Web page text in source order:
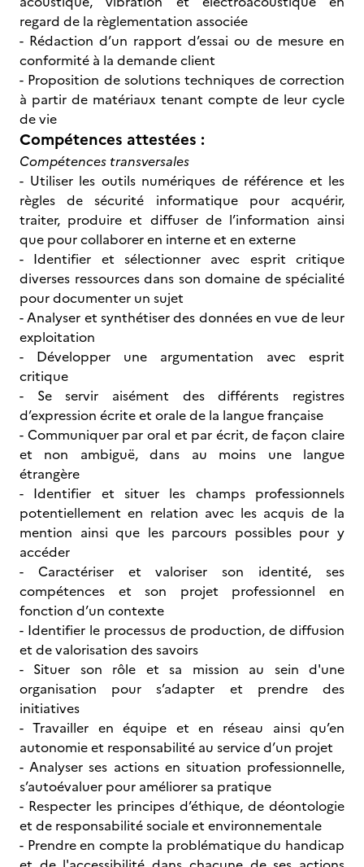
regard de la règlementation associée
- Rédaction d’un rapport d’essai ou de mesure en
conformité à la demande client
- Proposition de solutions techniques de correction
à partir de matériaux tenant compte de leur cycle
de vie
Compétences attestées :
Compétences transversales
- Utiliser les outils numériques de référence et les
règles de sécurité informatique pour acquérir,
traiter, produire et diffuser de l’information ainsi
que pour collaborer en interne et en externe
- Identifier et sélectionner avec esprit critique
diverses ressources dans son domaine de spécialité
pour documenter un sujet
- Analyser et synthétiser des données en vue de leur
exploitation
- Développer une argumentation avec esprit
critique
- Se servir aisément des différents registres
d’expression écrite et orale de la langue française
- Communiquer par oral et par écrit, de façon claire
et non ambiguë, dans au moins une langue
étrangère
- Identifier et situer les champs professionnels
potentiellement en relation avec les acquis de la
mention ainsi que les parcours possibles pour y
accéder
- Caractériser et valoriser son identité, ses
compétences et son projet professionnel en
fonction d’un contexte
- Identifier le processus de production, de diffusion
et de valorisation des savoirs
- Situer son rôle et sa mission au sein d'une
organisation pour s’adapter et prendre des
initiatives
- Travailler en équipe et en réseau ainsi qu’en
autonomie et responsabilité au service d’un projet
- Analyser ses actions en situation professionnelle,
s’autoévaluer pour améliorer sa pratique
- Respecter les principes d’éthique, de déontologie
et de responsabilité sociale et environnementale
- Prendre en compte la problématique du handicap